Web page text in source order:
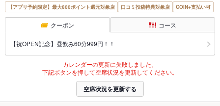
【アプリ予約限定】最大800ポイント還元対象店 口コミ投稿特典対象店 COIN+支払い可
クーポン コース
【祝OPEN記念】昼飲み60分999円！！
カレンダーの更新に失敗しました。
下記ボタンを押して空席状況を更新してください。
空席状況を更新する